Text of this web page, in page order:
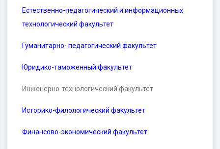
Естественно-педагогический и информационных
технологический факультет
Гуманитарно- педагогический факультет
Юридико-таможенный факультет
Инженерно-технологический факультет
Историко-филологический факультет
Финансово-экономический факультет